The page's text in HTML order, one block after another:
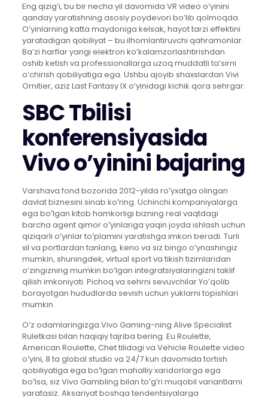
Eng qizig’i, bu bir necha yil davomida VR video o’yinini
qanday yaratishning asosiy poydevori bo’lib qolmoqda.
O’yinlarning katta maydoniga kelsak, hayot tarzi effektini
yaratadigan qobiliyat – bu ilhomlantiruvchi qahramonlar.
Ba’zi harflar yangi elektron ko’kalamzorlashtirishdan
oshib ketish va professionallarga uzoq muddatli ta’sirni
o’chirish qobiliyatiga ega. Ushbu ajoyib shaxslardan Vivi
Ornitier, aziz Last Fantasy IX o’yinidagi kichik qora sehrgar.
SBC Tbilisi
konferensiyasida
Vivo o’yinini bajaring
Varshava fond bozorida 2012-yilda roʻyxatga olingan
davlat biznesini sinab koʻring. Uchinchi kompaniyalarga
ega boʻlgan kitob hamkorligi bizning real vaqtdagi
barcha agent qimor oʻyinlariga yaqin joyda ishlash uchun
qiziqarli oʻyinlar toʻplamini yaratishga imkon beradi. Turli
xil va portlardan tanlang, keno va siz bingo o’ynashingiz
mumkin, shuningdek, virtual sport va tikish tizimlaridan
o’zingizning mumkin bo’lgan integratsiyalaringizni taklif
qilish imkoniyati. Pichoq va sehrni sevuvchilar Yo’qolib
borayotgan hududlarda sevish uchun yuklarni topishlari
mumkin.
O’z odamlaringizga Vivo Gaming-ning Alive Specialist
Ruletkasi bilan haqiqiy tajriba bering. Eu Roulette,
American Roulette, Chet tilidagi va Vehicle Roulette video
oʻyini, 8 ta global studio va 24/7 kun davomida tortish
qobiliyatiga ega boʻlgan mahalliy xaridorlarga ega
boʻlsa, siz Vivo Gambling bilan toʻgʻri muqobil variantlarni
yaratasiz. Aksariyat boshqa tendentsiyalarga